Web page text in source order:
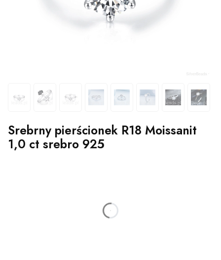
Srebrny pierścionek R18 Moissanit
1,0 ct srebro 925
godzin